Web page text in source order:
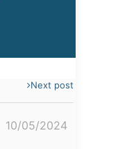
Next post
10/05/2024